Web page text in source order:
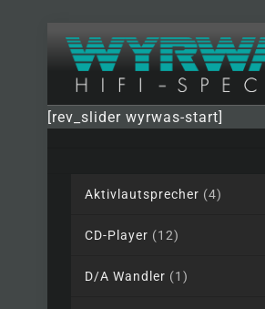
[rev_slider wyrwas-start]
Aktivlautsprecher (4)
CD-Player (12)
D/A Wandler (1)